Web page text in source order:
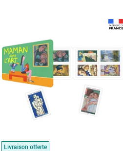
Livraison offerte